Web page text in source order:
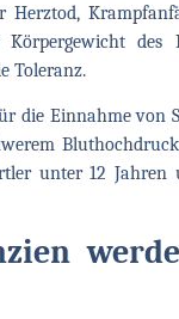
des
Toleranz.
die Einnahme von
unter 12